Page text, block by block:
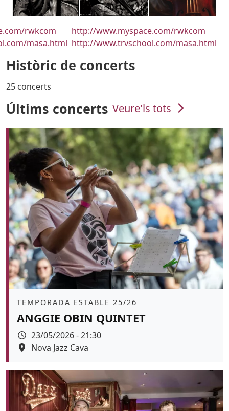
URL
http://www.myspace.com/rwkcom
http://www.trvschool.com/masa.html
rwkcom
masa.html
Històric de concerts
25 concerts
Últims concerts Veure'ls tots
Àmbit
TEMPORADA ESTABLE 25/26
ANGGIE OBIN QUINTET
Data
23/05/2026 - 21:30
Espai
Nova Jazz Cava